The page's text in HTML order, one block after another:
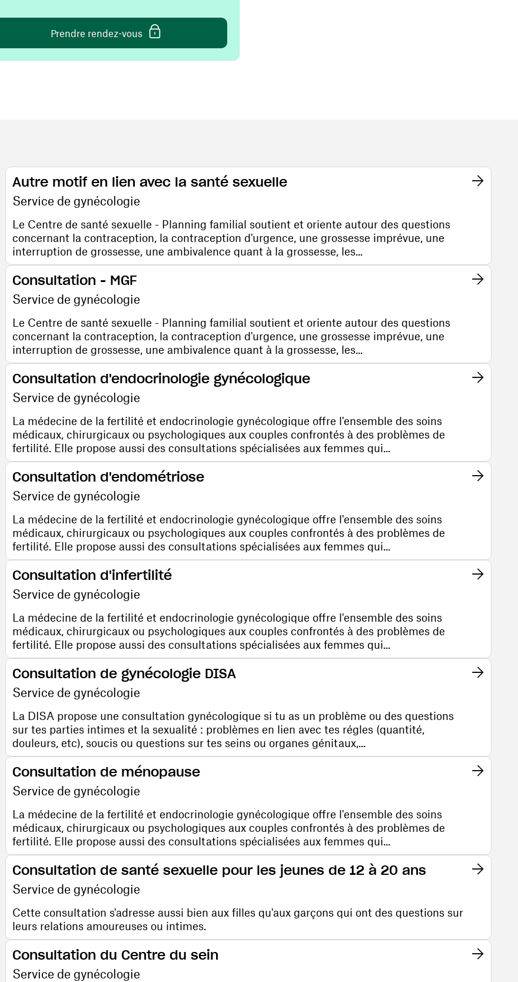
Prendre rendez-vous(ouvre une nouvelle fenêtre)
Autre motif en lien avec la santé sexuelle
Service de gynécologie
Le Centre de santé sexuelle - Planning familial soutient et oriente autour des questions
concernant la contraception, la contraception d'urgence, une grossesse imprévue, une
interruption de grossesse, une ambivalence quant à la grossesse, les...
Consultation - MGF
Service de gynécologie
Le Centre de santé sexuelle - Planning familial soutient et oriente autour des questions
concernant la contraception, la contraception d'urgence, une grossesse imprévue, une
interruption de grossesse, une ambivalence quant à la grossesse, les...
Consultation d'endocrinologie gynécologique
Service de gynécologie
La médecine de la fertilité et endocrinologie gynécologique offre l'ensemble des soins
médicaux, chirurgicaux ou psychologiques aux couples confrontés à des problèmes de
fertilité. Elle propose aussi des consultations spécialisées aux femmes qui...
Consultation d'endométriose
Service de gynécologie
La médecine de la fertilité et endocrinologie gynécologique offre l'ensemble des soins
médicaux, chirurgicaux ou psychologiques aux couples confrontés à des problèmes de
fertilité. Elle propose aussi des consultations spécialisées aux femmes qui...
Consultation d'infertilité
Service de gynécologie
La médecine de la fertilité et endocrinologie gynécologique offre l'ensemble des soins
médicaux, chirurgicaux ou psychologiques aux couples confrontés à des problèmes de
fertilité. Elle propose aussi des consultations spécialisées aux femmes qui...
Consultation de gynécologie DISA
Service de gynécologie
La DISA propose une consultation gynécologique si tu as un problème ou des questions
sur tes parties intimes et la sexualité : problèmes en lien avec tes régles (quantité,
douleurs, etc), soucis ou questions sur tes seins ou organes génitaux,...
Consultation de ménopause
Service de gynécologie
La médecine de la fertilité et endocrinologie gynécologique offre l'ensemble des soins
médicaux, chirurgicaux ou psychologiques aux couples confrontés à des problèmes de
fertilité. Elle propose aussi des consultations spécialisées aux femmes qui...
Consultation de santé sexuelle pour les jeunes de 12 à 20 ans
Service de gynécologie
Cette consultation s'adresse aussi bien aux filles qu'aux garçons qui ont des questions sur
leurs relations amoureuses ou intimes.
Consultation du Centre du sein
Service de gynécologie